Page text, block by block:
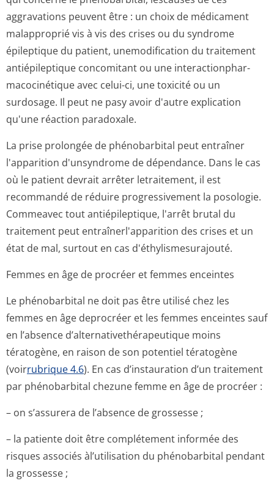
aggravations peuvent être : un choix de médicament
malapproprié vis à vis des crises ou du syndrome
épileptique du patient, unemodification du traitement
antiépileptique concomitant ou une interactionphar­
macocinétique avec celui-ci, une toxicité ou un
surdosage. Il peut ne pasy avoir d'autre explication
qu'une réaction paradoxale.
La prise prolongée de phénobarbital peut entraîner
l'apparition d'unsyndrome de dépendance. Dans le cas
où le patient devrait arrêter letraitement, il est
recommandé de réduire progressivement la posologie.
Commeavec tout antiépileptique, l'arrêt brutal du
traitement peut entraînerl'ap­parition des crises et un
état de mal, surtout en cas d'éthylismesu­rajouté.
Femmes en âge de procréer et femmes enceintes
Le phénobarbital ne doit pas être utilisé chez les
femmes en âge deprocréer et les femmes enceintes sauf
en l’absence d’alternativet­hérapeutique moins
tératogène, en raison de son potentiel tératogène
(voirrubrique 4.6). En cas d’instauration d’un traitement
par phénobarbital chezune femme en âge de procréer :
– on s’assurera de l’absence de grossesse ;
– la patiente doit être complétement informée des
risques associés àl’utilisation du phénobarbital pendant
la grossesse ;